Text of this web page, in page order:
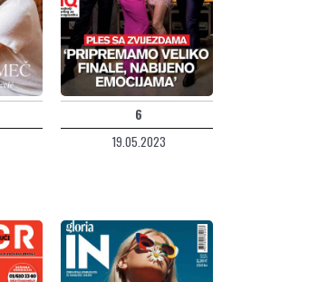
6
19.05.2023